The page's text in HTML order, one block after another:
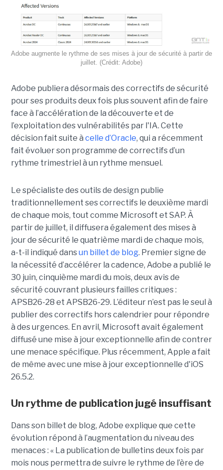
Adobe augmente le rythme de ses mises à jour de sécurité à partir de
juillet. (Crédit: Adobe)
Adobe publiera désormais des correctifs de sécurité
pour ses produits deux fois plus souvent afin de faire
face à l’accélération de la découverte et de
l’exploitation des vulnérabilités par l'IA. Cette
décision fait suite à celle d’Oracle, qui a récemment
fait évoluer son programme de correctifs d’un
rythme trimestriel à un rythme mensuel.
Le spécialiste des outils de design publie
traditionnellement ses correctifs le deuxième mardi
de chaque mois, tout comme Microsoft et SAP. À
partir de juillet, il diffusera également des mises à
jour de sécurité le quatrième mardi de chaque mois,
a-t-il indiqué dansun billet de blog. Premier signe de
la nécessité d’accélérer la cadence, Adobe a publié le
30 juin, cinquième mardi du mois, deux avis de
sécurité couvrant plusieurs failles critiques :
APSB26-28 et APSB26-29. L’éditeur n’est pas le seul à
publier des correctifs hors calendrier pour répondre
à des urgences. En avril, Microsoft avait également
diffusé une mise à jour exceptionnelle afin de contrer
une menace spécifique. Plus récemment, Apple a fait
de même avec une mise à jour exceptionnelle d'iOS
26.5.2.
Un rythme de publication jugé insuffisant
Dans son billet de blog, Adobe explique que cette
évolution répond à l’augmentation du niveau des
menaces : « La publication de bulletins deux fois par
mois nous permettra de suivre le rythme de l’ère de